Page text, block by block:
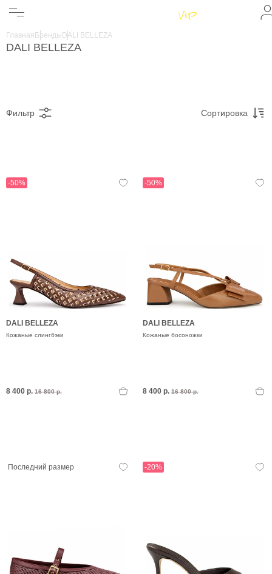
Главная Бренды DALI BELLEZA
DALI BELLEZA
Фильтр Сортировка
-50%
DALI BELLEZA
Кожаные слингбэки
8 400 р. 16 800 р.
-50%
DALI BELLEZA
Кожаные босоножки
8 400 р. 16 800 р.
Последний размер -20%